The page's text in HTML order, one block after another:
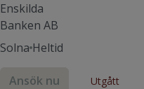
Enskilda
Banken AB
Solna Heltid
Ansök nu Utgått